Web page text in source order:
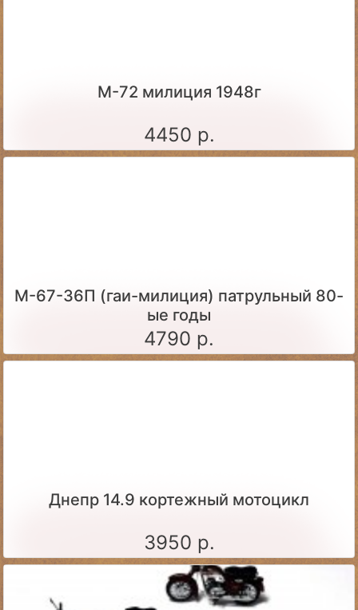
М-72 милиция 1948г
4450 р.
М-67-36П (гаи-милиция) патрульный 80-
ые годы
4790 р.
Днепр 14.9 кортежный мотоцикл
3950 р.